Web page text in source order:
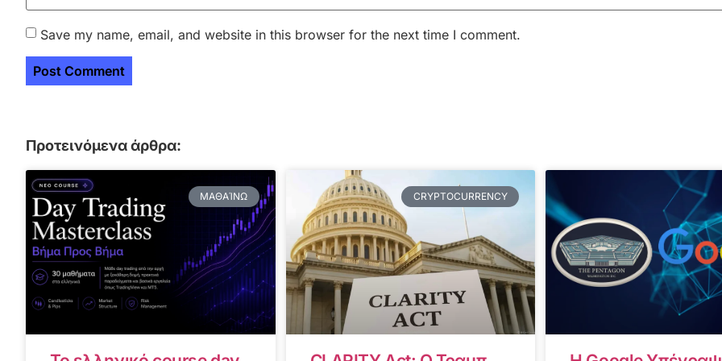
Save my name, email, and website in this browser for the next time I comment.
Προτεινόμενα άρθρα:
ΜΑΘΑΊΝΩ CRYPTOCURRENCY